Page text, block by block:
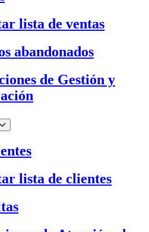
lista de ventas
abandonados
de Gestión y
lista de clientes